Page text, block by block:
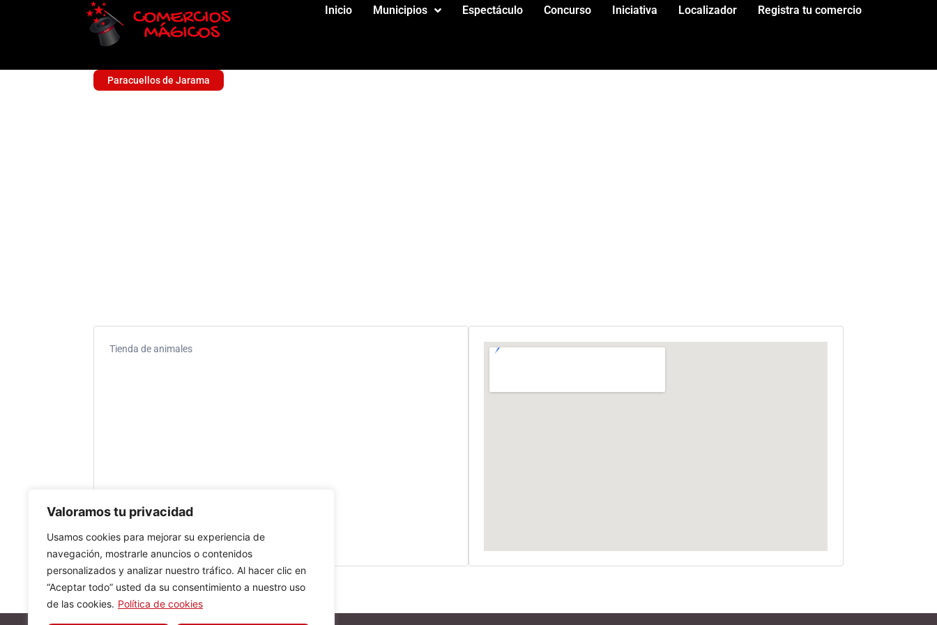
Valoramos tu privacidad
Usamos cookies para mejorar su experiencia de
navegación, mostrarle anuncios o contenidos
personalizados y analizar nuestro tráfico. Al hacer clic en
“Aceptar todo” usted da su consentimiento a nuestro uso
de las cookies. Política de cookies
Inicio Municipios Espectáculo Concurso Iniciativa Localizador Registra tu comercio
Paracuellos de Jarama
Tienda de animales